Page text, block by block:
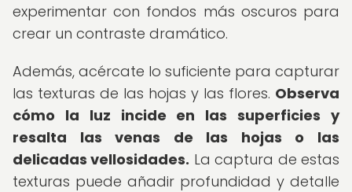
experimentar con fondos más oscuros para
crear un contraste dramático.
Además, acércate lo suficiente para capturar
las texturas de las hojas y las flores. Observa
cómo la luz incide en las superficies y
resalta las venas de las hojas o las
delicadas vellosidades. La captura de estas
texturas puede añadir profundidad y detalle